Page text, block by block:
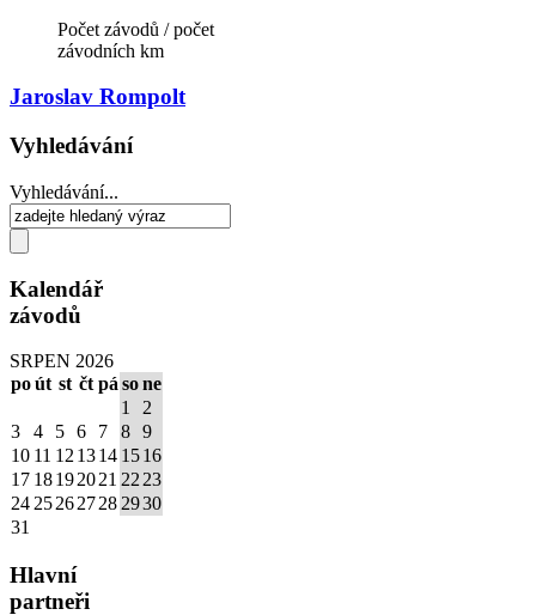
Počet závodů / počet
závodních km
Jaroslav Rompolt
Vyhledávání
Vyhledávání...
Kalendář
závodů
SRPEN 2026
poút st čt pá sone
1
2
3
4 5 6 7 8 9
10 11 12 1314 1516
17 18192021 22 23
24 25262728 2930
31
Hlavní
partneři